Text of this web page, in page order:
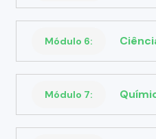
Módulo 6:
Módulo 7: